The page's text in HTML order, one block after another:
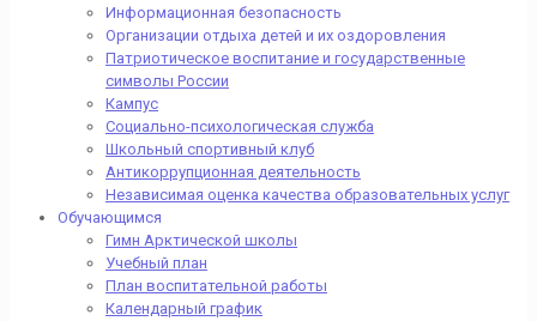
Информационная безопасность
Организации отдыха детей и их оздоровления
Патриотическое воспитание и государственные
символы России
Кампус
Социально-психологическая служба
Школьный спортивный клуб
Антикоррупционная деятельность
Независимая оценка качества образовательных услуг
Обучающимся
Гимн Арктической школы
Учебный план
План воспитательной работы
Календарный график